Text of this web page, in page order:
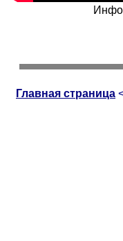
Главная страница